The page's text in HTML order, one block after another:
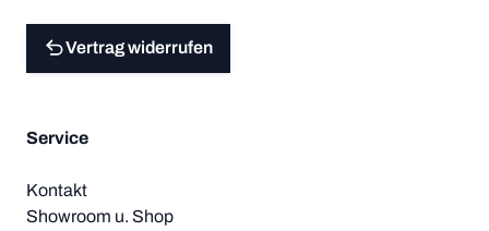
Vertrag widerrufen
Service
Kontakt
Showroom u. Shop